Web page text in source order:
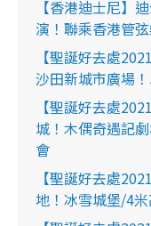
【香港迪士尼】
演！聯乘香港管
【聖誕好去處
沙田新城市廣場
【聖誕好去處
城！木偶奇遇記
會
【聖誕好去處
地！冰雪城堡/4